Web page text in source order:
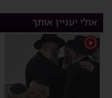
אולי יעניין אותך
1